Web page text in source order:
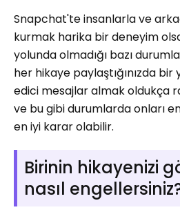
Snapchat'te insanlarla ve
kurmak harika bir deneyim
yolunda olmadığı bazı
her hikaye paylaştığınızda bir
edici mesajlar almak oldukça
ve bu gibi durumlarda onları
en iyi karar olabilir.
Birinin hikayenizi
nasıl